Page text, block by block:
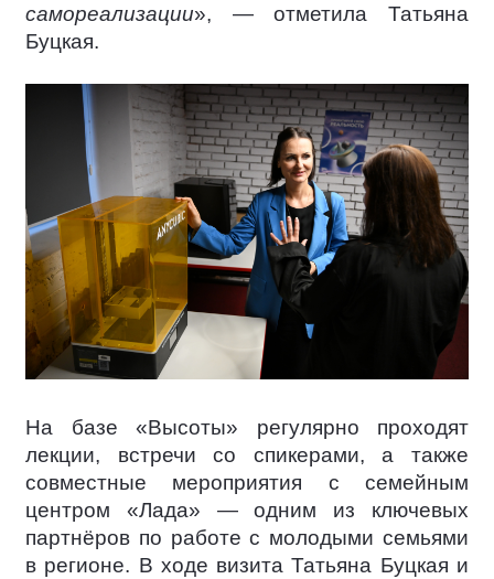
самореализации», — отметила Татьяна
Буцкая.
На базе «Высоты» регулярно проходят
лекции, встречи со спикерами, а также
совместные мероприятия с семейным
центром «Лада» — одним из ключевых
партнёров по работе с молодыми семьями
в регионе. В ходе визита Татьяна Буцкая и